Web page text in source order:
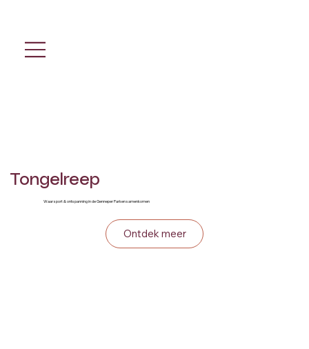
Tongelreep
Waar sport & ontspanning in de Genneper Parken samenkomen
Ontdek meer